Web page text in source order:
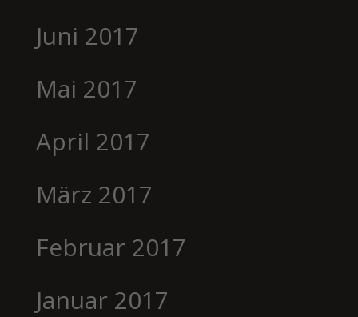
Juni 2017
Mai 2017
April 2017
März 2017
Februar 2017
Januar 2017